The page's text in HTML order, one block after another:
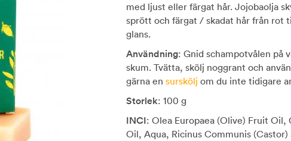
med ljust eller färgat hår. Jojobaolja
sprött och färgat / skadat hår från rot
glans.
Användning: Gnid schampotvålen på
skum. Tvätta, skölj noggrant och
gärna en surskölj om du inte tidigare
Storlek: 100 g
INCI: Olea Europaea (Olive) Fruit Oil,
Oil, Aqua, Ricinus Communis (Castor)